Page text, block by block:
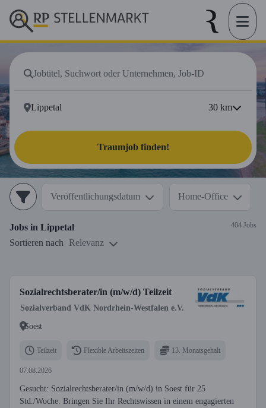
30 km
Traumjob finden!
Veröffentlichungsdatum Home-Office
Jobs in Lippetal 404 Jobs
Sortieren nach Relevanz
Sozialrechtsberater/in (m/w/d) Teilzeit
Sozialverband VdK Nordrhein-Westfalen e.V.
Soest
Teilzeit Flexible Arbeitszeiten 13. Monatsgehalt
07.08.2026
Gesucht: Sozialrechtsberater/in (m/w/d) in Soest für 25
Std./Woche. Bringen Sie Ihr Rechtswissen in einem engagierten